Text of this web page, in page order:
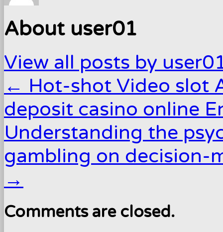
About user01
View all posts by
← Hot-shot Video slot
deposit casino online
Understanding the
gambling on decision-
→
Comments are closed.